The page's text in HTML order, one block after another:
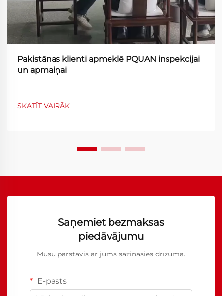
Pakistānas klienti apmeklē PQUAN inspekcijai
un apmaiņai
SKATĪT VAIRĀK
Saņemiet bezmaksas
piedāvājumu
Mūsu pārstāvis ar jums sazināsies drīzumā.
E-pasts